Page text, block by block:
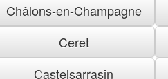
Châlons-en-Champagne
Ceret
Castelsarrasin